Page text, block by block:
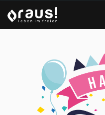
freien
-
freien